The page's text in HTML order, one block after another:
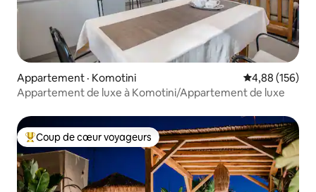
Appartement · Komotini Note
4,88 (156)
Appartement de luxe à Komotini/Appartement de luxe
Coup de cœur voyageurs parmi les plus aimés
Coup de cœur voyageurs